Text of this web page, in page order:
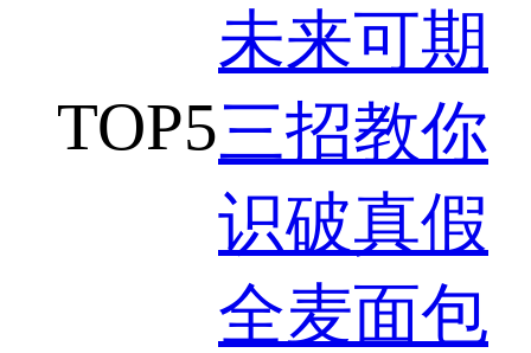
未来可期
TOP5三招教你
识破真假
全麦面包